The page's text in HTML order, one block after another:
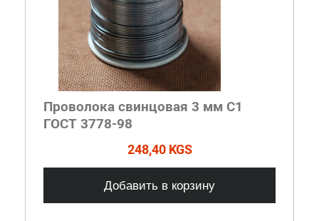
Проволока свинцовая 3 мм С1
ГОСТ 3778-98
248,40 KGS
Добавить в корзину